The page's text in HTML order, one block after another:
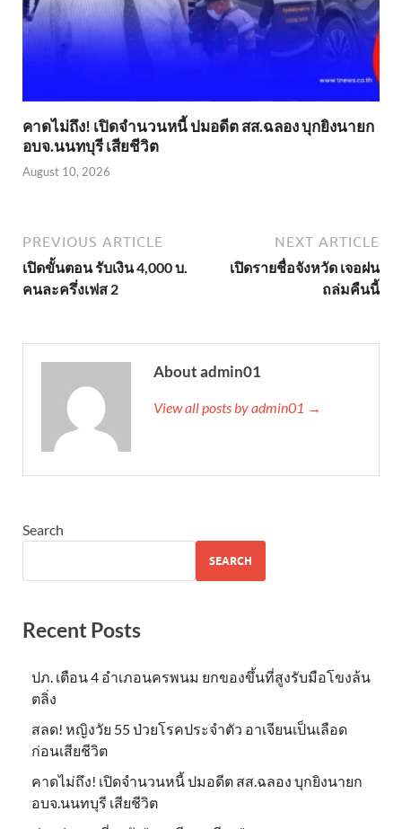
คาดไม่ถึง! เปิดจำนวนหนี้ ปมอดีต สส.ฉลอง บุกยิงนายก
อบจ.นนทบุรี เสียชีวิต
August 10, 2026
PREVIOUS ARTICLE
เปิดขั้นตอน รับเงิน 4,000 บ.
คนละครึ่งเฟส 2
NEXT ARTICLE
เปิดรายชื่อจังหวัด เจอฝน
ถล่มคืนนี้
About admin01
View all posts by admin01 →
Search
SEARCH
Recent Posts
ปภ. เตือน 4 อำเภอนครพนม ยกของขึ้นที่สูงรับมือโขงล้น
ตลิ่ง
สลด! หญิงวัย 55 ป่วยโรคประจำตัว อาเจียนเป็นเลือด
ก่อนเสียชีวิต
คาดไม่ถึง! เปิดจำนวนหนี้ ปมอดีต สส.ฉลอง บุกยิงนายก
อบจ.นนทบุรี เสียชีวิต